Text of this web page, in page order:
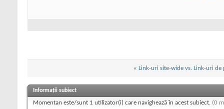
// put it all
color
« Link-uri site-wide vs. Link-uri de
Informații subiect
Momentan este/sunt 1 utilizator(i) care navighează în acest subiect. (0